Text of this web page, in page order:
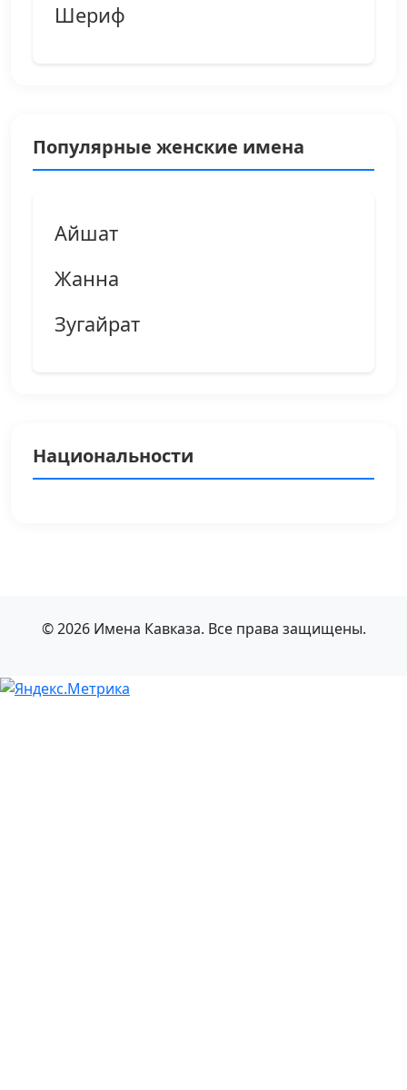
Шериф
Популярные женские имена
Айшат
Жанна
Зугайрат
Национальности
© 2026 Имена Кавказа. Все права защищены.